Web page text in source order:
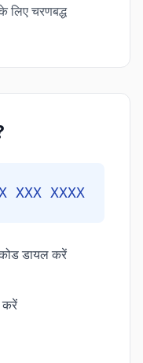
लिए चरणबद्ध
XXX XXXX
डायल करें
करें